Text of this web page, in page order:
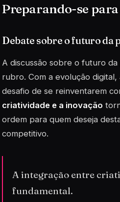
Preparando-se
Debate sobre o futuro da
A discussão sobre o futuro
rubro. Com a evolução
desafio de se reinventarem
criatividade e a inovação
ordem para quem deseja
competitivo.
A integração entre
fundamental.